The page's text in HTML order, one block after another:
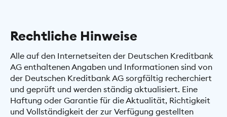
Rechtliche Hinweise
Alle auf den Internetseiten der Deutschen Kreditbank
AG enthaltenen Angaben und Informationen sind von
der Deutschen Kreditbank AG sorgfältig recherchiert
und geprüft und werden ständig aktualisiert. Eine
Haftung oder Garantie für die Aktualität, Richtigkeit
und Vollständigkeit der zur Verfügung gestellten